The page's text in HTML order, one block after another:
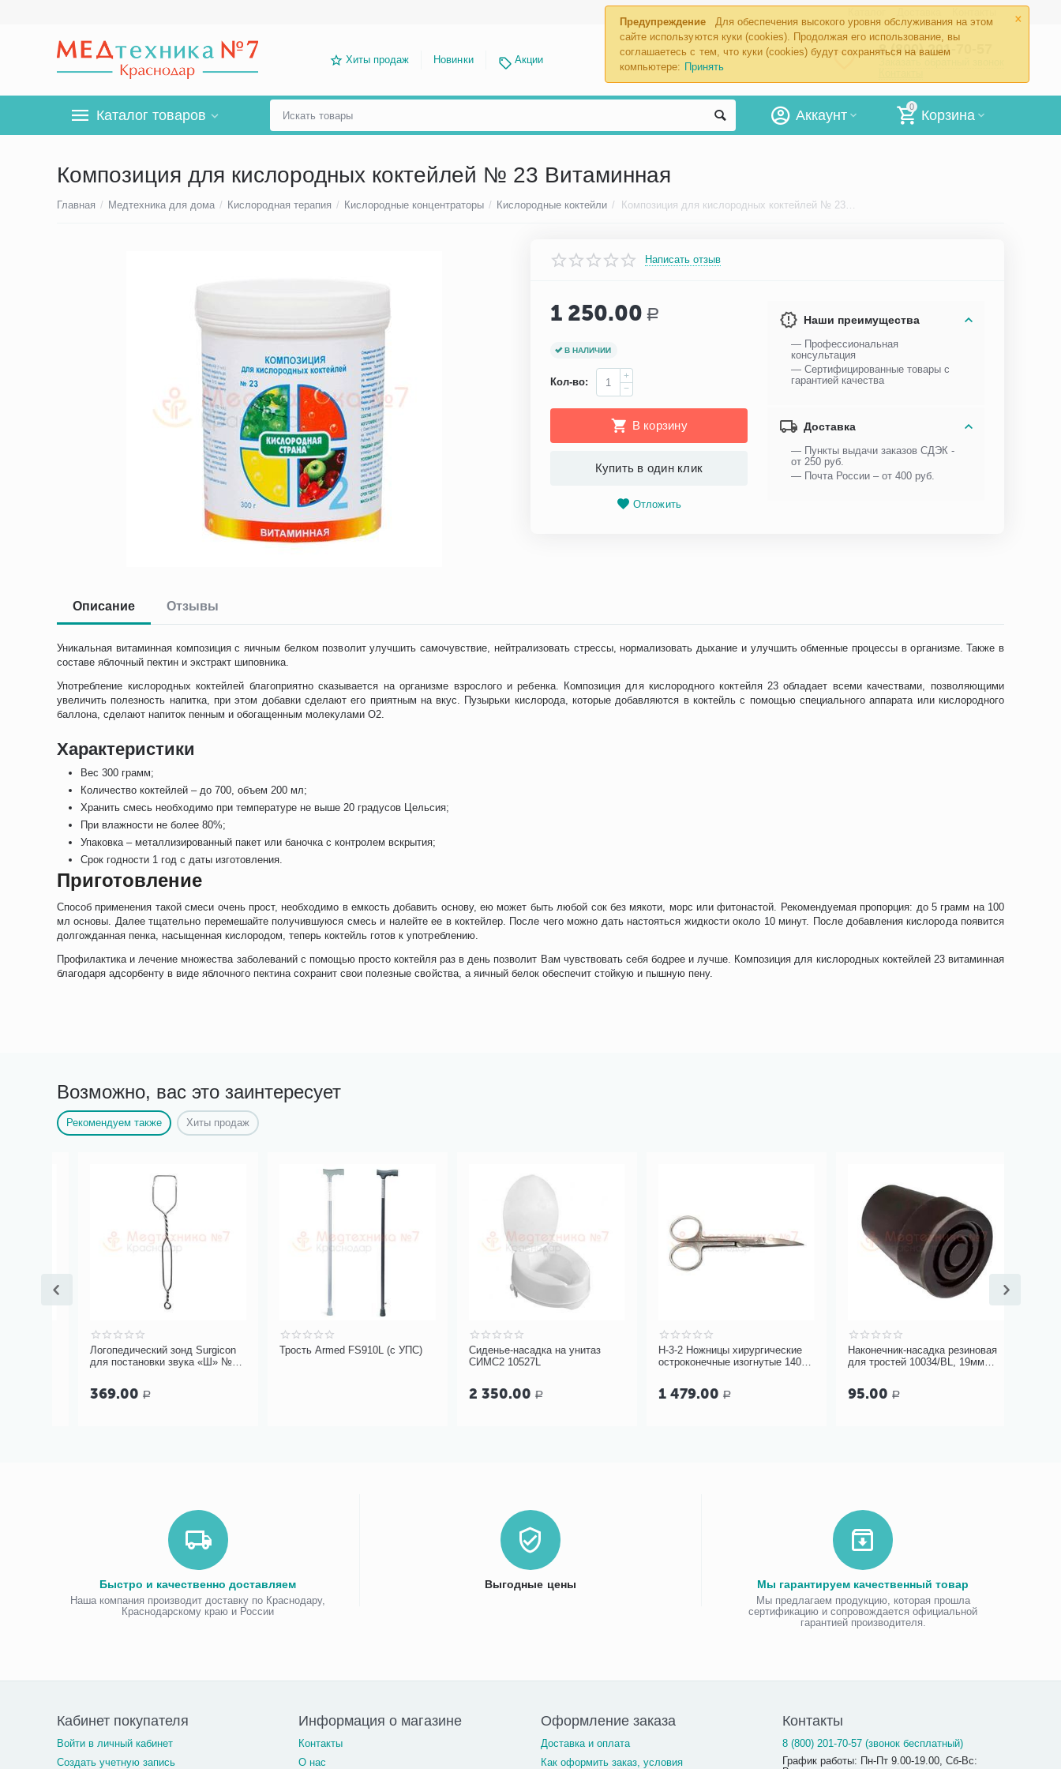
×
Предупреждение
Для обеспечения высокого уровня обслуживания на этом
сайте используются куки (cookies). Продолжая его использование, вы
соглашаетесь с тем, что куки (cookies) будут сохраняться на вашем
компьютере: Принять
Хиты продаж Новинки Акции
8 (800) 201-70-57
Каталог товаров
0
Корзина
Аккаунт
Композиция для кислородных коктейлей № 23 Витаминная
Главная / Медтехника для дома / Кислородная терапия / Кислородные концентраторы / Кислородные коктейли / Композиция для кислородных коктейлей № 23 Витаминная
Написать отзыв
1 250.00 Р
В НАЛИЧИИ
Кол-во:
+
−
В корзину
Купить в один клик
Отложить
Наши преимущества
— Профессиональная
консультация
— Сертифицированные товары с
гарантией качества
Доставка
— Пункты выдачи заказов СДЭК -
от 250 руб.
— Почта России – от 400 руб.
Описание Отзывы
Уникальная витаминная композиция с яичным белком позволит улучшить самочувствие, нейтрализовать стрессы, нормализовать дыхание и улучшить обменные процессы в организме. Также в
составе яблочный пектин и экстракт шиповника.
Употребление кислородных коктейлей благоприятно сказывается на организме взрослого и ребенка. Композиция для кислородного коктейля 23 обладает всеми качествами, позволяющими
увеличить полезность напитка, при этом добавки сделают его приятным на вкус. Пузырьки кислорода, которые добавляются в коктейль с помощью специального аппарата или кислородного
баллона, сделают напиток пенным и обогащенным молекулами О2.
Характеристики
Вес 300 грамм;
Количество коктейлей – до 700, объем 200 мл;
Хранить смесь необходимо при температуре не выше 20 градусов Цельсия;
При влажности не более 80%;
Упаковка – металлизированный пакет или баночка с контролем вскрытия;
Срок годности 1 год с даты изготовления.
Приготовление
Способ применения такой смеси очень прост, необходимо в емкость добавить основу, ею может быть любой сок без мякоти, морс или фитонастой. Рекомендуемая пропорция: до 5 грамм на 100
мл основы. Далее тщательно перемешайте получившуюся смесь и налейте ее в коктейлер. После чего можно дать настояться жидкости около 10 минут. После добавления кислорода появится
долгожданная пенка, насыщенная кислородом, теперь коктейль готов к употреблению.
Профилактика и лечение множества заболеваний с помощью просто коктейля раз в день позволит Вам чувствовать себя бодрее и лучше. Композиция для кислородных коктейлей 23 витаминная
благодаря адсорбенту в виде яблочного пектина сохранит свои полезные свойства, а яичный белок обеспечит стойкую и пышную пену.
Возможно, вас это заинтересует
Рекомендуем также Хиты продаж
Логопедический зонд Surgicon
для постановки звука «Ш» №5,
369.00 Р
Трость Armed FS910L (с УПС)
Сиденье-насадка на унитаз
СИМС2 10527L
2 350.00 Р
Н-3-2 Ножницы хирургические
остроконечные изогнутые 140
1 479.00 Р
Наконечник-насадка резиновая
для тростей 10034/BL, 19мм
95.00 Р
Быстро и качественно доставляем
Наша компания производит доставку по Краснодару,
Краснодарскому краю и России
Выгодные цены Мы гарантируем качественный товар
Мы предлагаем продукцию, которая прошла
сертификацию и сопровождается официальной
гарантией производителя.
Кабинет покупателя
Войти в личный кабинет
Создать учетную запись
Информация о магазине
Контакты
О нас
Оформление заказа
Доставка и оплата
Как оформить заказ, условия
Контакты
8 (800) 201-70-57 (звонок бесплатный)
График работы: Пн-Пт 9.00-19.00, Сб-Вс: